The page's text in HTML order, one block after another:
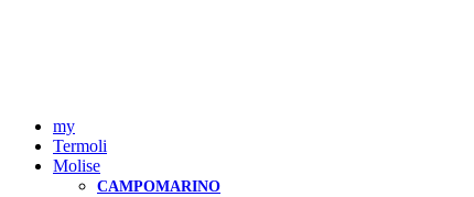
my
Termoli
Molise
CAMPOMARINO